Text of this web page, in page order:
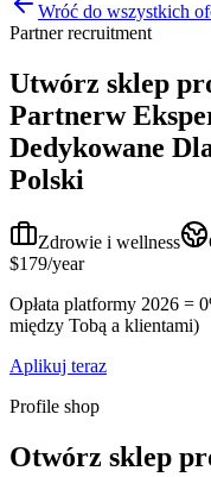
Wróć do wszystkich
Partner recruitment
Utwórz sklep
Partnerw
Dedykowane
Polski
Zdrowie i wellness
$179/year
Opłata platformy 2026 =
między Tobą a klientami)
Aplikuj teraz
Profile shop
Otwórz sklep